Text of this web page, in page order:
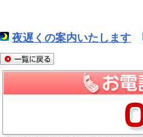
夜遅くの案内いたします